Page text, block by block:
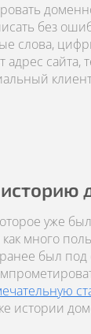
без
слова,
сайта,
уже
много
был
истории